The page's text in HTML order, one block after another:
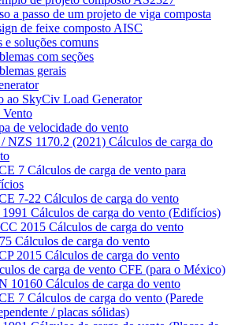
a passo de um projeto de viga composta
de feixe composto AISC
e soluções comuns
com seções
gerais
ao SkyCiv Load Generator
Vento
de velocidade do vento
NZS 1170.2 (2021) Cálculos de carga do
7 Cálculos de carga de vento para
7-22 Cálculos de carga do vento
Cálculos de carga do vento (Edifícios)
2015 Cálculos de carga do vento
Cálculos de carga do vento
2015 Cálculos de carga do vento
de carga de vento CFE (para o México)
10160 Cálculos de carga do vento
7 Cálculos de carga do vento (Parede
/ placas sólidas)